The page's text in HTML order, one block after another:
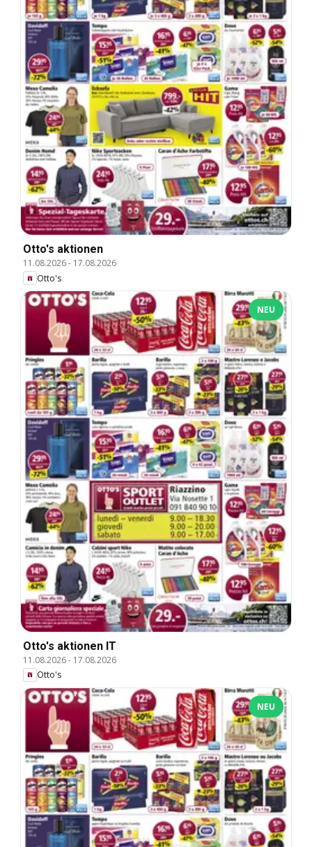
Otto's aktionen
11.08.2026- 17.08.2026
Otto's
NEU
Otto's aktionen IT
11.08.2026- 17.08.2026
Otto's
NEU